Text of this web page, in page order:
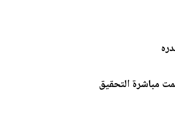
مباشرة التحقيق